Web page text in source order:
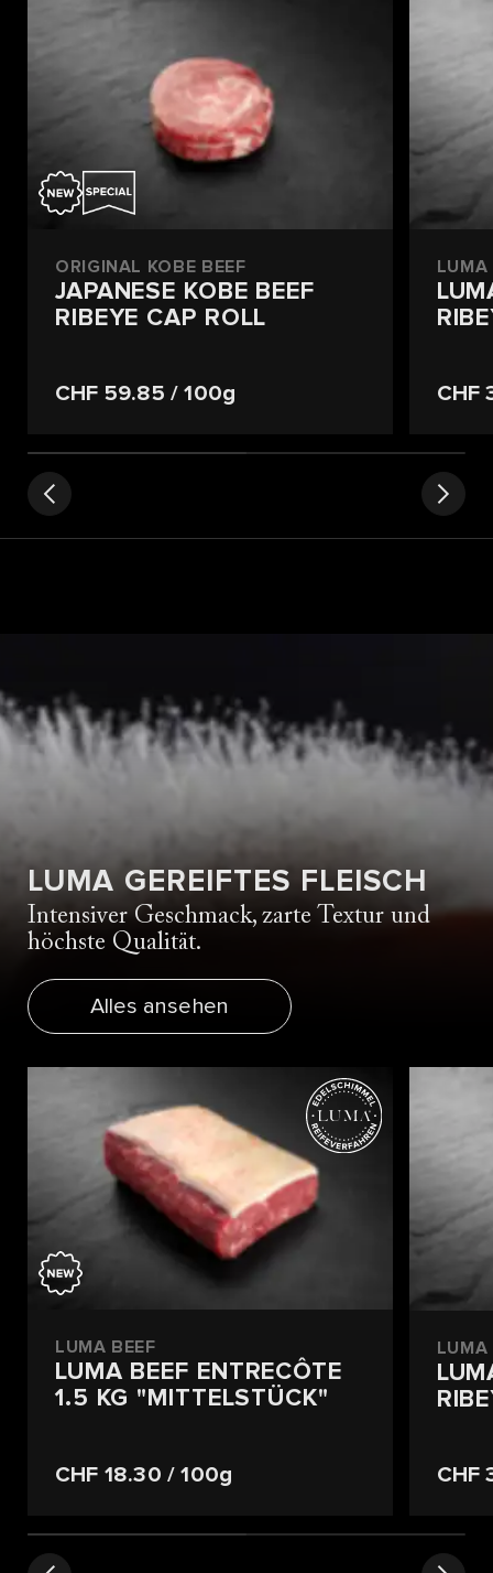
ORIGINAL KOBE BEEF
JAPANESE KOBE BEEF
RIBEYE CAP ROLL
CHF 59.85 / 100g
LUMA
CHF
LUMA GEREIFTES FLEISCH
Intensiver Geschmack, zarte Textur und
höchste Qualität.
Alles ansehen
LUMA BEEF
LUMA BEEF ENTRECÔTE
1.5 KG "MITTELSTÜCK"
CHF 18.30 / 100g
LUMA
CHF